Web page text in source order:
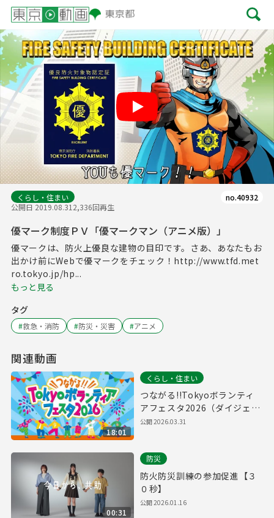
Play
くらし・住まい
公開日 2019.08.312,336回再生
no.40932
優マーク制度ＰＶ「優マークマン（アニメ版）」
優マークは、防火上優良な建物の目印です。さあ、あなたもお
出かけ前にWebで優マークをチェック！http://www.tfd.met
ro.tokyo.jp/hp...
もっと見る
タグ
#救急・消防 #防災・災害 #アニメ
関連動画
18:01
くらし・住まい
つながる!!Tokyoボランティ
アフェスタ2026（ダイジェス
ト版）
公開2026.03.31
00:31
防災
防火防災訓練の参加促進【３
０秒】
公開2026.01.16